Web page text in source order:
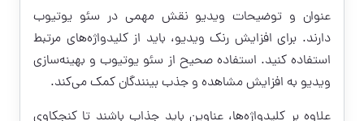
عنوان و توضیحات ویدیو نقش مهمی در سئو یوتیوب
دارند. برای افزایش رنک ویدیو، باید از کلیدواژه‌های مرتبط
استفاده کنید. استفاده صحیح از سئو یوتیوب و بهینه‌سازی
ویدیو به افزایش مشاهده و جذب بینندگان کمک می‌کند.